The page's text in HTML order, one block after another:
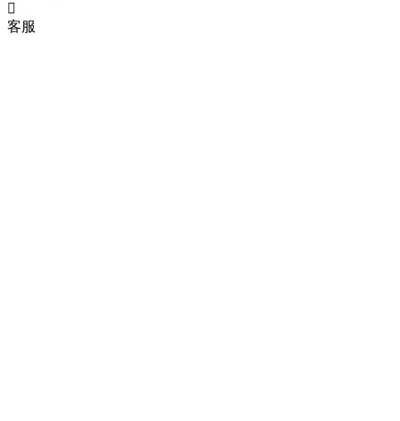

客服